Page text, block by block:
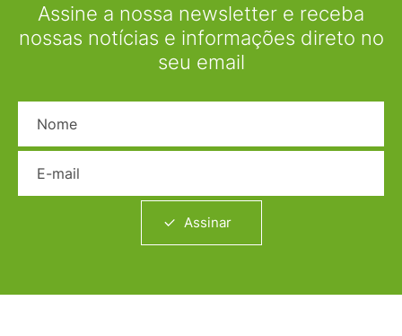
Assine a nossa newsletter e receba
nossas notícias e informações direto no
seu email
Assinar